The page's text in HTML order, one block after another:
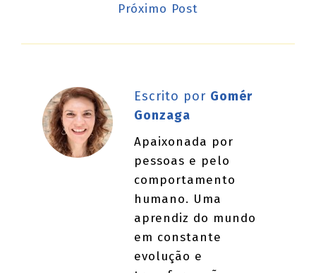
Próximo Post
Escrito por Gomér
Gonzaga
Apaixonada por
pessoas e pelo
comportamento
humano. Uma
aprendiz do mundo
em constante
evolução e